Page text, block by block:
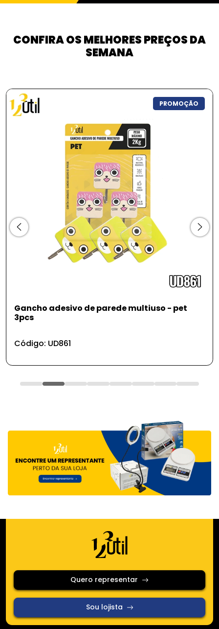
CONFIRA OS MELHORES PREÇOS DA
SEMANA
PROMOÇÃO
Gancho adesivo de parede multiuso - pet
3pcs
Código: UD861
Quero representar
Sou lojista